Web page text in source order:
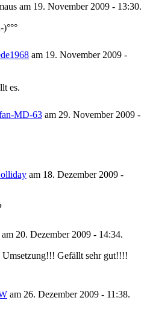
am 19. November 2009 - 13:30.
am 19. November 2009 -
es.
MD-63 am 29. November 2009 -
am 18. Dezember 2009 -
am 20. Dezember 2009 - 14:34.
Umsetzung!!! Gefällt sehr gut!!!!
am 26. Dezember 2009 - 11:38.